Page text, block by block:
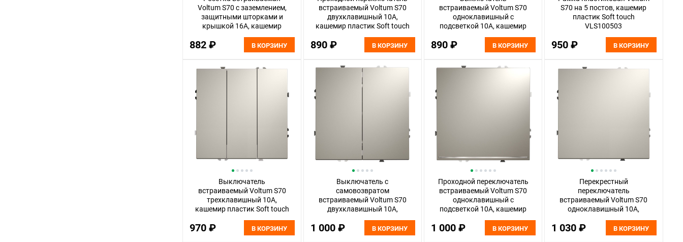
Voltum S70 с заземлением,
защитными шторками и
крышкой 16А, кашемир
VLS040303
882 ₽ В КОРЗИНУ
встраиваемый Voltum S70
двухклавишный 10А,
кашемир пластик Soft touch
890 ₽ В КОРЗИНУ
встраиваемый Voltum S70
одноклавишный с
подсветкой 10А, кашемир
VLS010203
890 ₽ В КОРЗИНУ
S70 на 5 постов, кашемир
пластик Soft touch
VLS100503
950 ₽ В КОРЗИНУ
Выключатель
встраиваемый Voltum S70
трехклавишный 10А,
кашемир пластик Soft touch
970 ₽ В КОРЗИНУ
Выключатель с
самовозвратом
встраиваемый Voltum S70
двухклавишный 10А,
VLS020603
1 000 ₽ В КОРЗИНУ
Проходной переключатель
встраиваемый Voltum S70
одноклавишный с
подсветкой 10А, кашемир
VLS010403
1 000 ₽ В КОРЗИНУ
Перекрестный
переключатель
встраиваемый Voltum S70
одноклавишный 10А,
VLS010503
1 030 ₽ В КОРЗИНУ